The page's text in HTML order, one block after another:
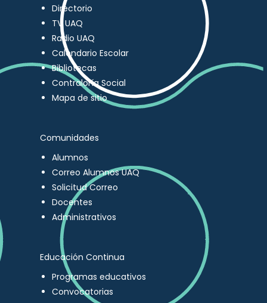
Directorio
TV UAQ
Radio UAQ
Calendario Escolar
Bibliotecas
Contraloría Social
Mapa de sitio
Comunidades
Alumnos
Correo Alumnos UAQ
Solicitud Correo
Docentes
Administrativos
Educación Continua
Programas educativos
Convocatorias